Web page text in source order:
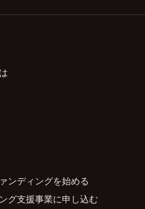
ンディングを始める
グ支援事業に申し込む